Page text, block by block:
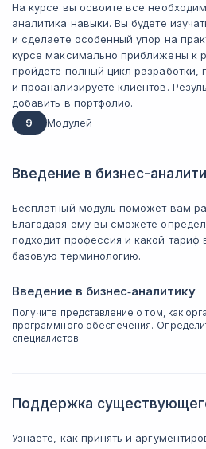
На курсе вы освоите все
аналитика навыки. Вы будете
и сделаете особенный упор на
курсе максимально приближены к
пройдёте полный цикл разработки,
и проанализируете клиентов.
добавить в портфолио.
9
Модулей
Введение в бизнес-
Бесплатный модуль поможет вам
Благодаря ему вы сможете
подходит профессия и какой тариф
базовую терминологию.
Введение в бизнес‑аналитику
Получите представление о том, как
программного обеспечения.
специалистов.
Поддержка
Узнаете, как принять и